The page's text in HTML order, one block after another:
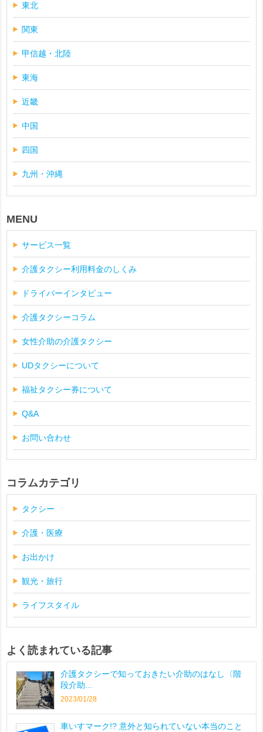
東北
関東
甲信越・北陸
東海
近畿
中国
四国
九州・沖縄
MENU
サービス一覧
介護タクシー利用料金のしくみ
ドライバーインタビュー
介護タクシーコラム
女性介助の介護タクシー
UDタクシーについて
福祉タクシー券について
Q&A
お問い合わせ
コラムカテゴリ
タクシー
介護・医療
お出かけ
観光・旅行
ライフスタイル
よく読まれている記事
介護タクシーで知っておきたい介助のはなし〈階
段介助...
2023/01/28
車いすマーク!? 意外と知られていない本当のこと